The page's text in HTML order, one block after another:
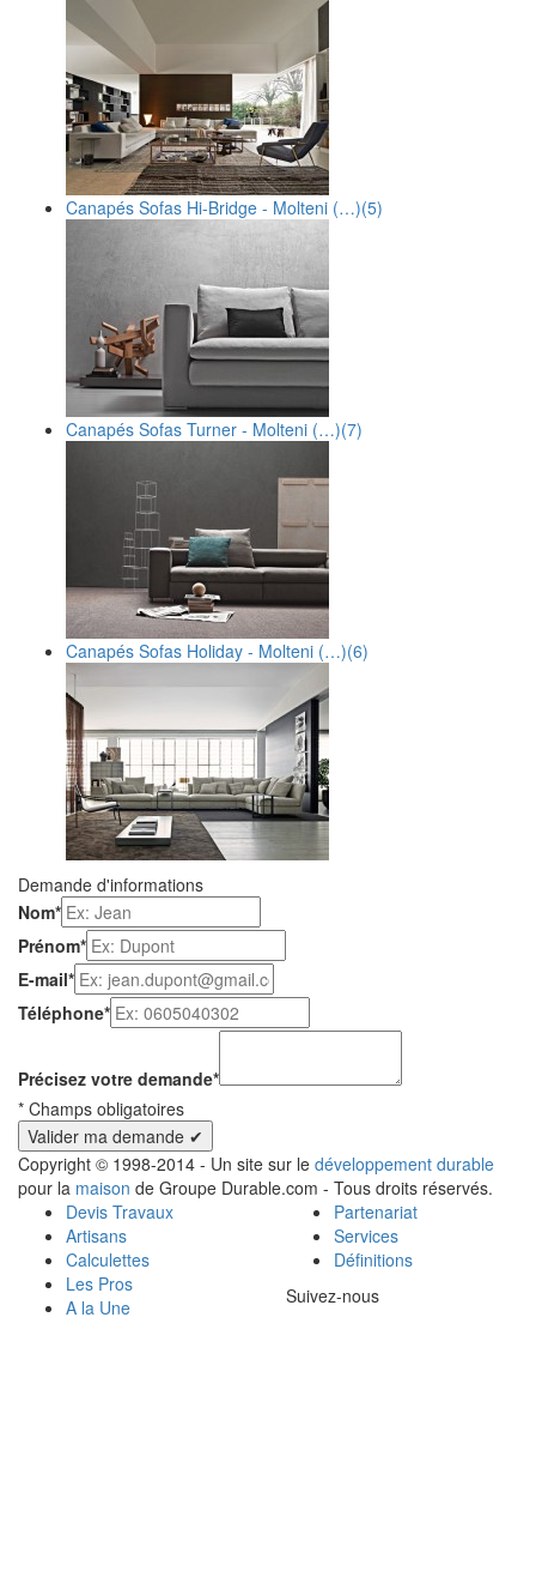
Canapés Sofas Hi-Bridge - Molteni (…)(5)
Canapés Sofas Turner - Molteni (…)(7)
Canapés Sofas Holiday - Molteni (…)(6)
Demande d'informations
Nom*
Prénom*
E-mail*
Téléphone*
Précisez votre demande*
* Champs obligatoires
Copyright © 1998-2014 - Un site sur le développement durable
pour la maison de Groupe Durable.com - Tous droits réservés.
Devis Travaux
Artisans
Calculettes
Les Pros
A la Une
Partenariat
Services
Définitions
Suivez-nous